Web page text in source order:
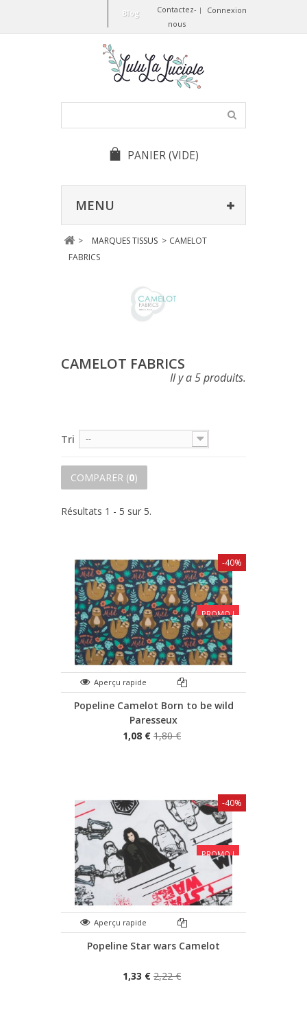
Connexion
Contactez-
nous
Blog
PANIER(VIDE)
MENU
> MARQUES TISSUS > CAMELOT
FABRICS
CAMELOT FABRICS
Il y a 5 produits.
Tri --
COMPARER (0)
Résultats 1 - 5 sur 5.
PROMO !
Aperçu rapide
Popeline Camelot Born to be wild
Paresseux
1,08 € 1,80 €
-40%
PROMO !
Aperçu rapide
Popeline Star wars Camelot
1,33 € 2,22 €
-40%